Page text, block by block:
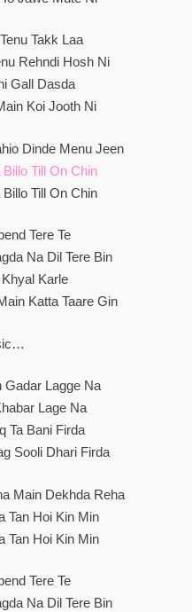
Takk Laa
Rehndi Hosh Ni
Gall Dasda
Koi Jooth Ni
Dinde Menu Jeen
Till On Chin
Till On Chin
Tere Te
Na Dil Tere Bin
Karle
Katta Taare Gin
Gadar Lagge Na
Lage Na
Ta Bani Firda
Sooli Dhari Firda
Main Dekhda Reha
Tan Hoi Kin Min
Tan Hoi Kin Min
Tere Te
Na Dil Tere Bin